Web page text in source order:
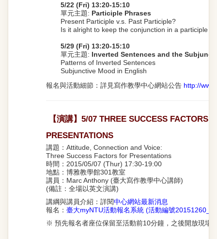
5/22 (Fri) 13:20-15:10
單元主題: Participle Phrases
Present Participle v.s. Past Participle?
Is it alright to keep the conjunction in a participle
5/29 (Fri) 13:20-15:10
單元主題: Inverted Sentences and the
Patterns of Inverted Sentences
Subjunctive Mood in English
報名與活動細節：詳見寫作教學中心網站公告 http://
【演講】5/07 THREE SUCCESS FACTORS
PRESENTATIONS
講題：Attitude, Connection and Voice:
Three Success Factors for Presentations
時間：2015/05/07 (Thur) 17:30-19:00
地點：博雅教學館301教室
講員：Marc Anthony (臺大寫作教學中心講師)
(備註：全場以英文演講)
講綱與講員介紹：詳閱中心網站最新消息
報名： 臺大myNTU活動報名系統 (活動編號
※ 預先報名者座位保留至活動前10分鐘，之後開放現場